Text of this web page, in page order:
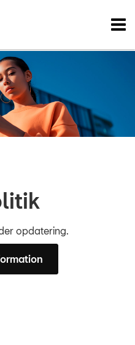
VÆRKSTED
NYHEDER
RESERVEDELE
opdatering.